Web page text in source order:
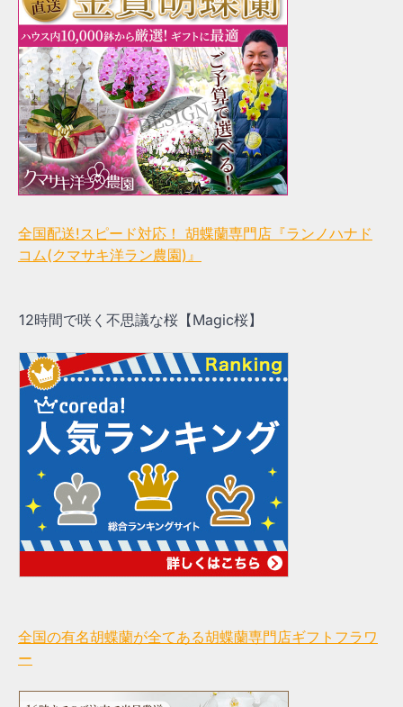
全国配送!スピード対応！ 胡蝶蘭専門店『ランノハナド
コム(クマサキ洋ラン農園)』
12時間で咲く不思議な桜【Magic桜】
全国の有名胡蝶蘭が全てある胡蝶蘭専門店ギフトフラワ
ー